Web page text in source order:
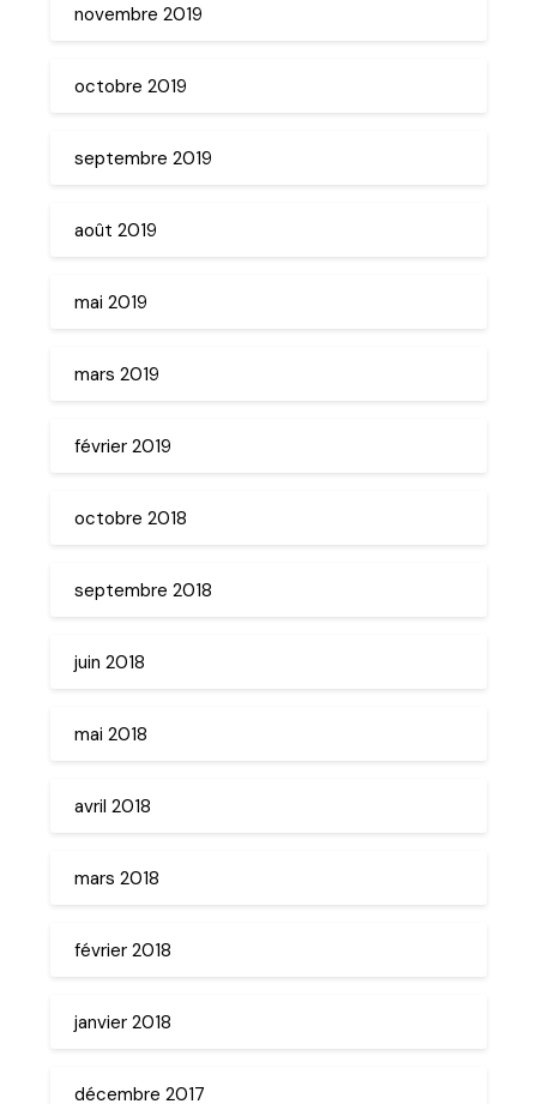
novembre 2019
octobre 2019
septembre 2019
août 2019
mai 2019
mars 2019
février 2019
octobre 2018
septembre 2018
juin 2018
mai 2018
avril 2018
mars 2018
février 2018
janvier 2018
décembre 2017